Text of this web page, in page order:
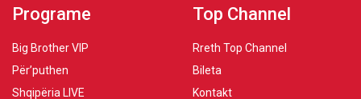
Programe
Big Brother VIP
Për’puthen
Shqipëria LIVE
Top Channel
Rreth Top Channel
Bileta
Kontakt